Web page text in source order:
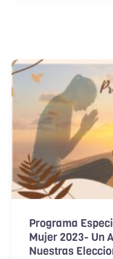
Programa
Mujer 2023- Un
Nuestras